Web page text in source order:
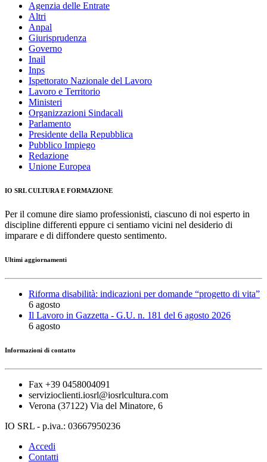
Agenzia delle Entrate
Altri
Anpal
Giurisprudenza
Governo
Inail
Inps
Ispettorato Nazionale del Lavoro
Lavoro e Territorio
Ministeri
Organizzazioni Sindacali
Parlamento
Presidente della Repubblica
Pubblico Impiego
Redazione
Unione Europea
IO SRL CULTURA E FORMAZIONE
Per il comune dire siamo professionisti, ciascuno di noi esperto in
discipline differenti eppure ci sentiamo vicini nel desiderio di
imparare e di diffondere questo sentimento.
Ultimi aggiornamenti
Riforma disabilità: indicazioni per domande “progetto di vita”
6 agosto
Il Lavoro in Gazzetta - G.U. n. 181 del 6 agosto 2026
6 agosto
Informazioni di contatto
Fax +39 0458004091
servizioclienti.iosrl@iosrlcultura.com
Verona (37122) Via del Minatore, 6
IO SRL - p.iva.: 03667950236
Accedi
Contatti